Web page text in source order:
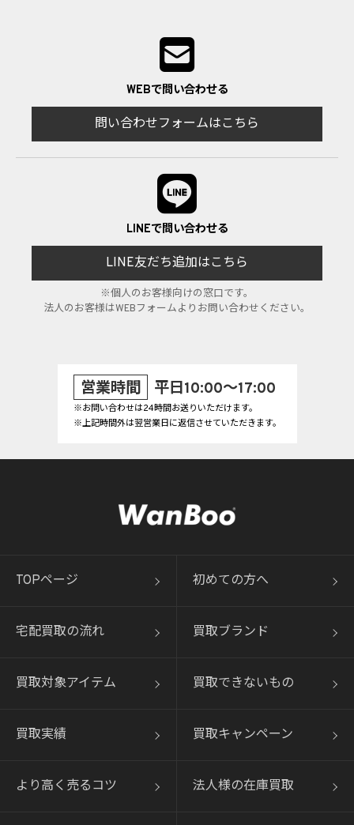
WEBで問い合わせる
問い合わせフォームはこちら
LINEで問い合わせる
LINE友だち追加はこちら
※個人のお客様向けの窓口です。
法人のお客様はWEBフォームよりお問い合わせください。
営業時間 平日10:00～17:00
※お問い合わせは24時間お送りいただけます。
※上記時間外は翌営業日に返信させていただきます。
TOPページ 初めての方へ
宅配買取の流れ 買取ブランド
買取対象アイテム 買取できないもの
買取実績 買取キャンペーン
より高く売るコツ 法人様の在庫買取